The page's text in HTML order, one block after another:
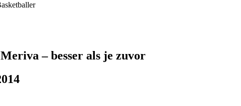
– besser als je zuvor